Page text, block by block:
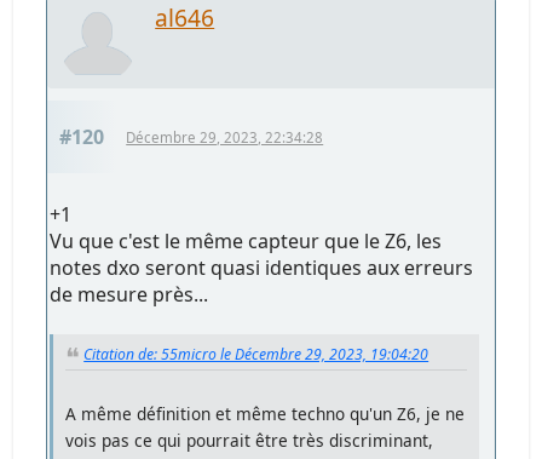
al646
#120 Décembre 29, 2023, 22:34:28
+1
Vu que c'est le même capteur que le Z6, les
notes dxo seront quasi identiques aux erreurs
de mesure près...
Citation de: 55micro le Décembre 29, 2023, 19:04:20
A même définition et même techno qu'un Z6, je ne
vois pas ce qui pourrait être très discriminant,